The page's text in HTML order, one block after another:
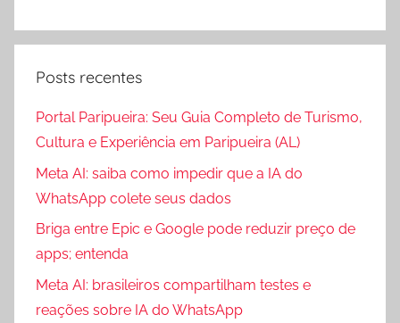
Posts recentes
Portal Paripueira: Seu Guia Completo de Turismo,
Cultura e Experiência em Paripueira (AL)
Meta AI: saiba como impedir que a IA do
WhatsApp colete seus dados
Briga entre Epic e Google pode reduzir preço de
apps; entenda
Meta AI: brasileiros compartilham testes e
reações sobre IA do WhatsApp